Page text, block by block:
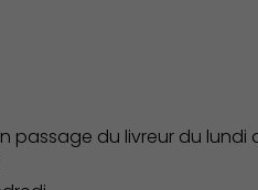
passage du livreur du lundi